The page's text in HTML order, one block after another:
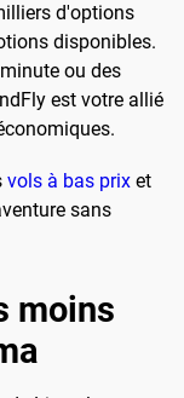
d'options
disponibles.
ou des
est votre allié
vols à bas prix et
sans
moins